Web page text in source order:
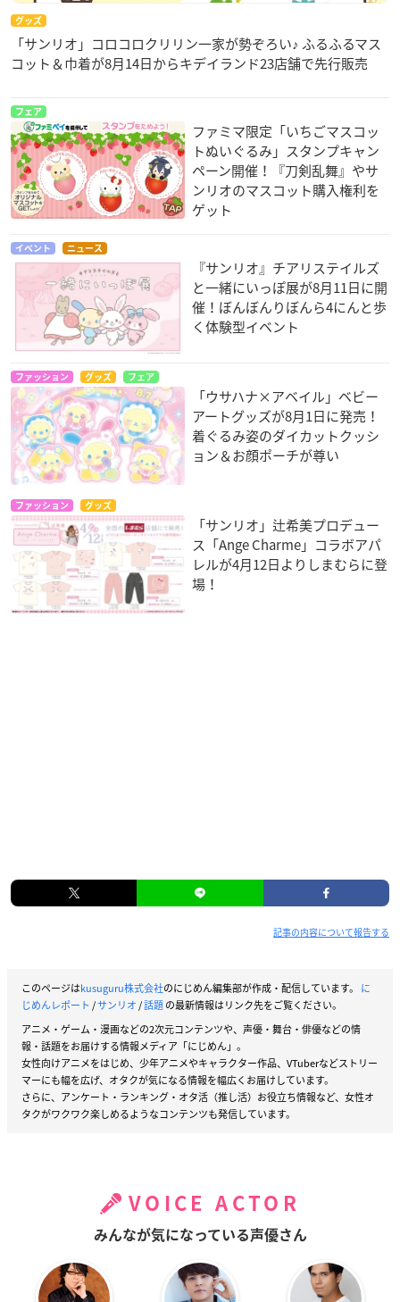
グッズ
「サンリオ」コロコロクリリン一家が勢ぞろい♪ ふるふるマス
コット＆巾着が8月14日からキデイランド23店舗で先行販売
フェア
ファミマ限定「いちごマスコッ
トぬいぐるみ」スタンプキャン
ペーン開催！『刀剣乱舞』やサ
ンリオのマスコット購入権利を
ゲット
イベント ニュース
『サンリオ』チアリステイルズ
と一緒にいっぽ展が8月11日に開
催！ぼんぼんりぼんら4にんと歩
く体験型イベント
ファッション グッズ フェア
「ウサハナ×アベイル」ベビー
アートグッズが8月1日に発売！
着ぐるみ姿のダイカットクッシ
ョン＆お顔ポーチが尊い
ファッション グッズ
「サンリオ」辻希美プロデュー
ス「Ange Charme」コラボアパ
レルが4月12日よりしまむらに登
場！
記事の内容について報告する
このページはkusuguru株式会社のにじめん編集部が作成・配信しています。 に
じめんレポート /サンリオ/話題の最新情報はリンク先をご覧ください。
アニメ・ゲーム・漫画などの2次元コンテンツや、声優・舞台・俳優などの情
報・話題をお届けする情報メディア「にじめん」。
女性向けアニメをはじめ、少年アニメやキャラクター作品、VTuberなどストリー
マーにも幅を広げ、オタクが気になる情報を幅広くお届けしています。
さらに、アンケート・ランキング・オタ活（推し活）お役立ち情報など、女性オ
タクがワクワク楽しめるようなコンテンツも発信しています。
VOICE ACTOR
みんなが気になっている声優さん